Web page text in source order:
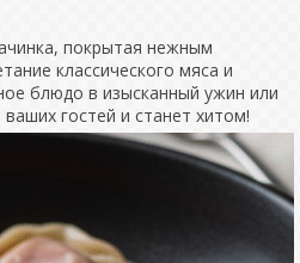
покрытая нежным
классического мяса и
блюдо в изысканный ужин или
гостей и станет хитом!